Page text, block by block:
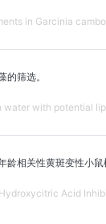
in Garcinia
筛选。
water with potential
相关性黄斑变性小鼠
Acid